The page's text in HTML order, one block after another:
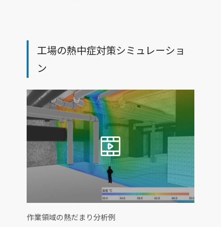
工場の熱中症対策シミュレーショ
ン
作業領域の熱だまり分析例